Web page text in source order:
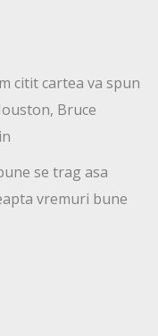
citit cartea va spun
Bruce
se trag asa
vremuri bune